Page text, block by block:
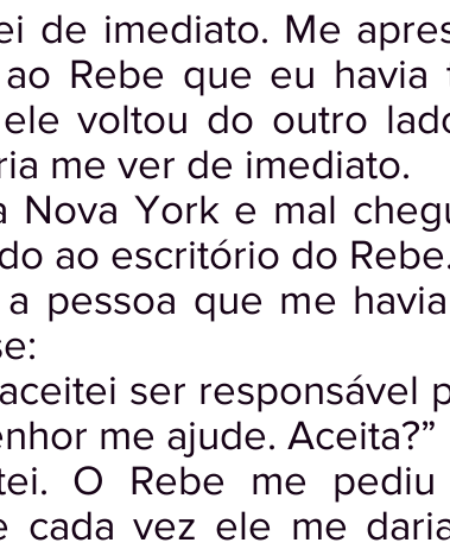
de imediato. Me
Rebe que eu havia
voltou do outro
me ver de imediato.
Nova York e mal
ao escritório do
a pessoa que me
ser responsável
me ajude. Aceita?”
O Rebe me
cada vez ele me